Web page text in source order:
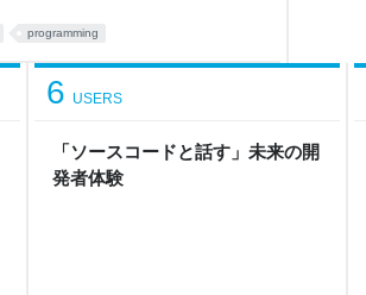
programming
「ソースコードと話す」未来の開
発者体験
6 USERS